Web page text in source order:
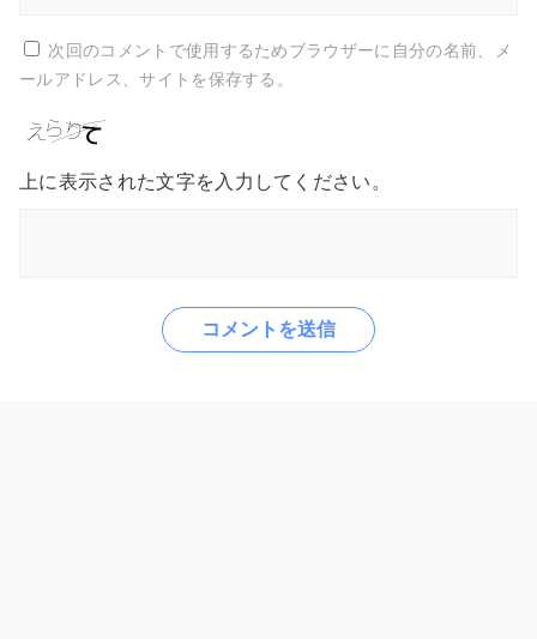
次回のコメントで使用するためブラウザーに自分の名前、メ
ールアドレス、サイトを保存する。
上に表示された文字を入力してください。